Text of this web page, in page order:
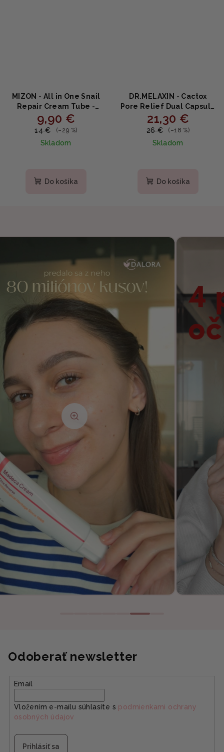
MIZON - All in One Snail
Repair Cream Tube -
Regeneračný krém so
slimáčím mucínom a
centellou 35ml
9,90 €
14 € (–29 %)
Skladom
Do košíka
DR.MELAXIN - Cactox
Pore Relief Dual Capsule
Cream - Dvojkapsulový
krém na rozšírené póry s
niacínamidom 65g
21,30 €
26 € (–18 %)
Skladom
Do košíka
Odoberať newsletter
Email
Vložením e-mailu súhlasíte s podmienkami ochrany
osobných údajov
Prihlásiť sa